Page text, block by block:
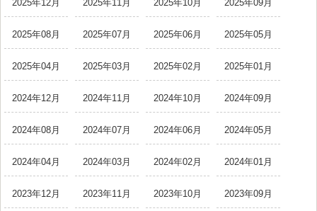
2025年12月 2025年11月 2025年10月 2025年09月
2025年08月 2025年07月 2025年06月 2025年05月
2025年04月 2025年03月 2025年02月 2025年01月
2024年12月 2024年11月 2024年10月 2024年09月
2024年08月 2024年07月 2024年06月 2024年05月
2024年04月 2024年03月 2024年02月 2024年01月
2023年12月 2023年11月 2023年10月 2023年09月